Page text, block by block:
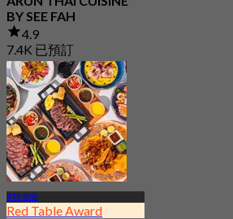
BY SEE FAH
4.9
7.4K 已預訂
起฿ 500
BTS 奇隆
Red Table Award